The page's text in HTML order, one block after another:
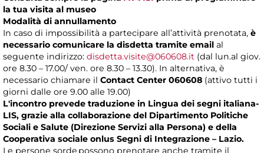
la tua visita al museo
Modalità di annullamento
In caso di impossibilità a partecipare all’attività prenotata, è
necessario comunicare la disdetta tramite email al
seguente indirizzo: disdetta.visite@060608.it (dal lun.al giov.
ore 8.30 – 17.00/ ven. ore 8.30 – 13.30). In alternativa, è
necessario chiamare il Contact Center 060608 (attivo tutti i
giorni dalle ore 9.00 alle 19.00)
L'incontro prevede traduzione in Lingua dei segni italiana-
LIS, grazie alla collaborazione del Dipartimento Politiche
Sociali e Salute (Direzione Servizi alla Persona) e della
Cooperativa sociale onlus Segni di Integrazione – Lazio.
Le persone sorde possono prenotare anche tramite il